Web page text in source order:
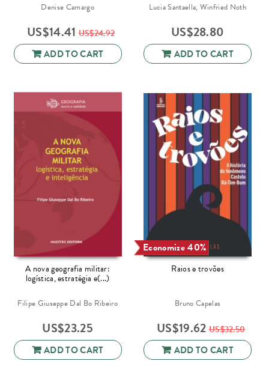
Denise Camargo
US$14.41 US$24.92
ADD TO CART
Lucia Santaella, Winfried Noth
US$28.80
ADD TO CART
A nova geografia militar:
logística, estratégia e(...)
Filipe Giuseppe Dal Bo Ribeiro
US$23.25
ADD TO CART
Economize 40%
Raios e trovões
Bruno Capelas
US$19.62 US$32.50
ADD TO CART